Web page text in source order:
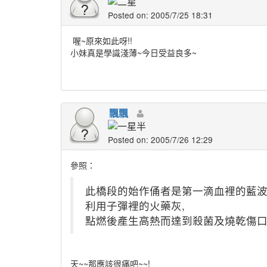
Posted on: 2005/7/25 18:31
喔~原來如此呀!!
小妹真是學識淺薄~今日受益良多~
飄飄
Posted on: 2005/7/26 12:29
參照：
此橋段的始作俑者是第一滴血裡的藍
利用子彈裡的火藥灰,
點燃後產生高熱而達到殺菌及燒乾傷
天~~那應該很痛吧~~!